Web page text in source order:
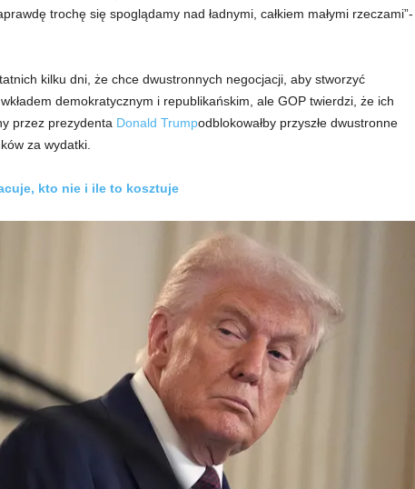
trochę się spoglądamy nad ładnymi, całkiem małymi rzeczami”-
kilku dni, że chce dwustronnych negocjacji, aby stworzyć
demokratycznym i republikańskim, ale GOP twierdzi, że ich
przez prezydenta Donald Trumpodblokowałby przyszłe dwustronne
za wydatki.
kto nie i ile to kosztuje